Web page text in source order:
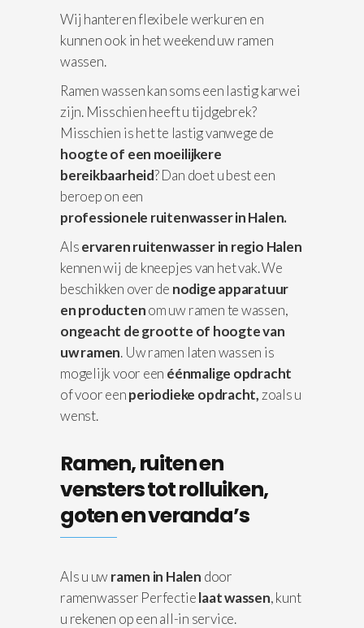
Wij hanteren flexibele werkuren en
kunnen ook in het weekend uw ramen
wassen.
Ramen wassen kan soms een lastig karwei
zijn. Misschien heeft u tijdgebrek?
Misschien is het te lastig vanwege de
hoogte of een moeilijkere
bereikbaarheid? Dan doet u best een
beroep on een
professionele ruitenwasser in Halen.
Alservaren ruitenwasser in regio Halen
kennen wij de kneepjes van het vak. We
beschikken over de nodige apparatuur
en productenom uw ramen te wassen,
ongeacht de grootte of hoogte van
uw ramen. Uw ramen laten wassen is
mogelijk voor een éénmalige opdracht
of voor eenperiodieke opdracht, zoals u
wenst.
Ramen, ruiten en
vensters tot rolluiken,
goten en veranda’s
Als u uwramen in Halen door
ramenwasser Perfectielaat wassen, kunt
u rekenen op een all-in service.